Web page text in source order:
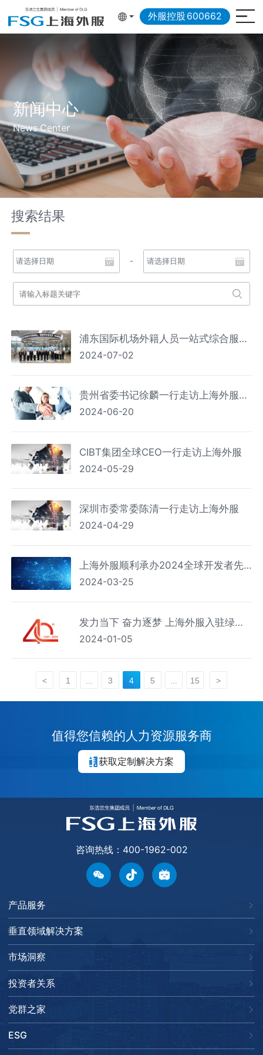
外服控股 600662
新闻中心
News Center
搜索结果
-
浦东国际机场外籍人员一站式综合服务
中心建成启用
2024-07-02
贵州省委书记徐麟一行走访上海外服贵
州公司
2024-06-20
CIBT集团全球CEO一行走访上海外服
2024-05-29
深圳市委常委陈清一行走访上海外服
2024-04-29
上海外服顺利承办2024全球开发者先
锋大会AI人才发展互动讲坛
2024-03-25
发力当下 奋力逐梦 上海外服入驻绿地
外滩中心
2024-01-05
< 1 ... 3 4 5 ... 15 >
值得您信赖的人力资源服务商
获取定制解决方案
咨询热线：400-1962-002
产品服务
垂直领域解决方案
市场洞察
投资者关系
党群之家
ESG